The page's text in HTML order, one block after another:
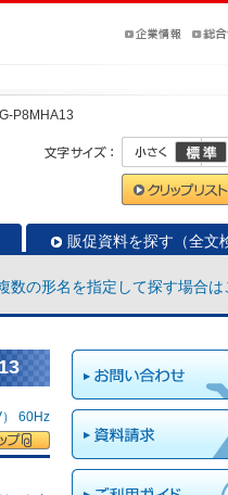
P8MHA13
販促資料を探す（全文
数の形名を指定して探す場合は
60Hz